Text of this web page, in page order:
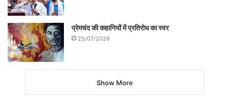
प्रेमचंद की कहानियों में प्रतिरोध का स्वर
25/07/2026
Show More